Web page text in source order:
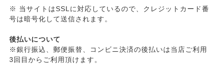
※ 当サイトはSSLに対応しているので、クレジットカード番
号は暗号化して送信されます。
後払いについて
※銀行振込、郵便振替、コンビニ決済の後払いは当店ご利用
3回目からご利用頂けます。